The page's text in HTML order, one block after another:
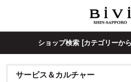
ショップ検索 [カテゴリーか
サービス＆カルチャー